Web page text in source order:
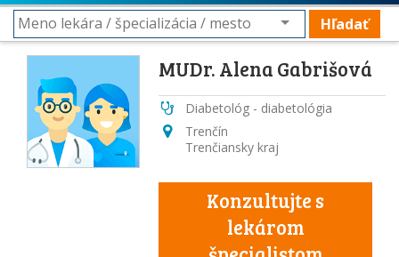
Hľadať
MUDr. Alena Gabrišová
Diabetológ - diabetológia
Trenčín
Trenčiansky kraj
Konzultujte s
lekárom